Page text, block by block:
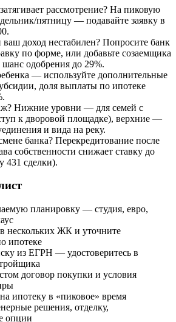
рассмотрение? На пиковую
пятницу — подавайте заявку в
ваш доход нестабилен? Попросите банк
по форме, или добавьте созаемщика
одобрения до 29%.
— используйте дополнительные
доля выплаты по ипотеке
Нижние уровни — для семей с
к дворовой площадке), верхние —
и вида на реку.
банка? Перекредитование после
собственности снижает ставку до
431 сделки).
планировку — студия, евро,
нескольких ЖК и уточните
ипотеке
из ЕГРН — удостоверитесь в
договор покупки и условия
ипотеку в «пиковое» время
решения, отделку,
опции